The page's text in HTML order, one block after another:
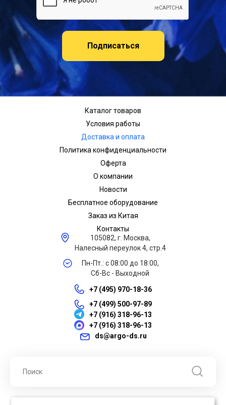
Подписаться
Каталог товаров
Условия работы
Доставка и оплата
Политика конфиденциальности
Оферта
О компании
Новости
Бесплатное оборудование
Заказ из Китая
Контакты
105082, г. Москва,
Налесный переулок 4, стр.4
Пн-Пт.: с 08:00 до 18:00,
Сб-Вс - Выходной
+7 (495) 970-18-36
+7 (499) 500-97-89
+7 (916) 318-96-13
+7 (916) 318-96-13
ds@argo-ds.ru